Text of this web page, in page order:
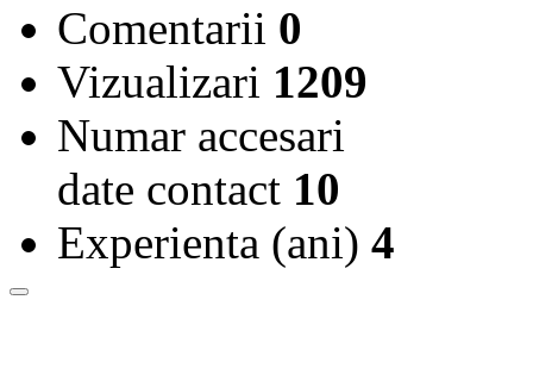
Comentarii 0
Vizualizari 1209
Numar accesari
date contact 10
Experienta (ani) 4